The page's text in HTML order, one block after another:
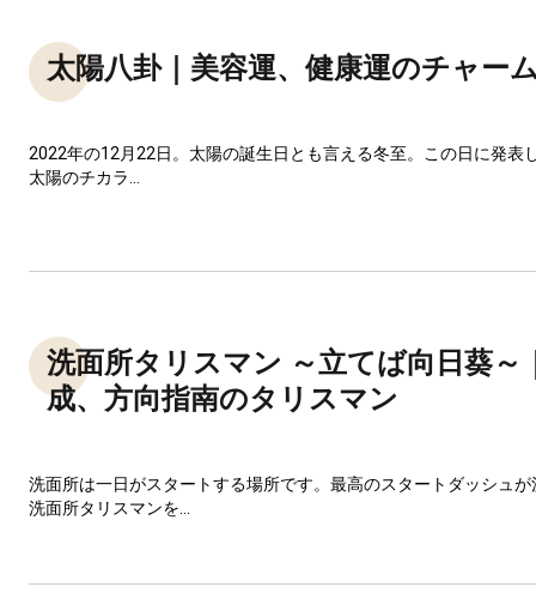
太陽八卦｜美容運、健康運のチャー
2022年の12月22日。太陽の誕生日とも言える冬至。この日に発表
太陽のチカラ...
洗面所タリスマン ～立てば向日葵～
成、方向指南のタリスマン
洗面所は一日がスタートする場所です。最高のスタートダッシュ
洗面所タリスマンを...